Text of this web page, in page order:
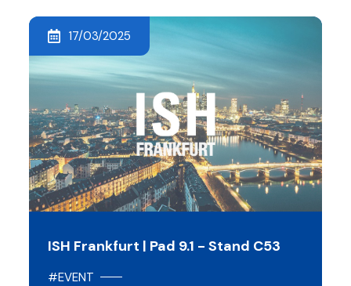
17/03/2025
ISH Frankfurt | Pad 9.1 - Stand C53
#EVENT